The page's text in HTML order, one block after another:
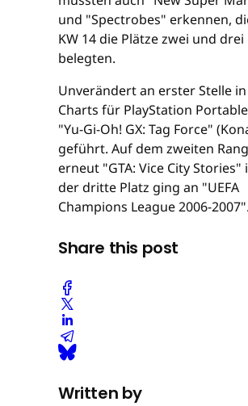
und "Spectrobes" erkennen,
KW 14 die Plätze zwei und drei
belegten.
Unverändert an erster Stelle
Charts für PlayStation
"Yu-Gi-Oh! GX: Tag Force"
geführt. Auf dem zweiten
erneut "GTA: Vice City Stories"
der dritte Platz ging an "UEFA
Champions League 2006-2007".
Share this post
Written by